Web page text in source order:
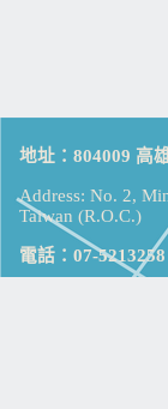
地址：804009 高
Address: No. 2,
Taiwan (R.O.C.)
電話：07-5213258